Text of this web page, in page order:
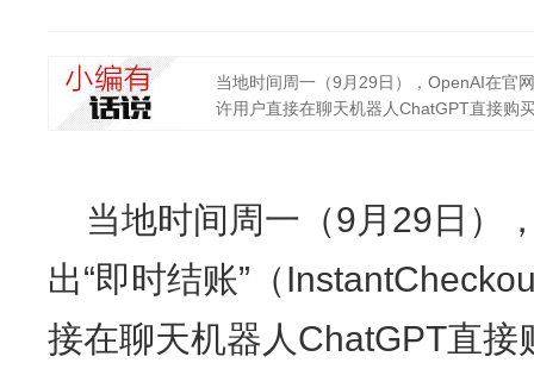
当地时间周一（9月29日），OpenAI在官
许用户直接在聊天机器人ChatGPT直接购
当地时间周一（9月29日）
出“即时结账”（
接在聊天机器人ChatGPT直接